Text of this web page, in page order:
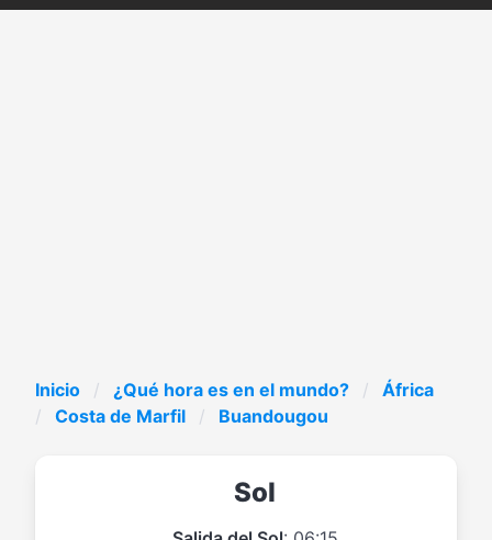
Inicio ¿Qué hora es en el mundo?
África
Costa de Marfil
Buandougou
Sol